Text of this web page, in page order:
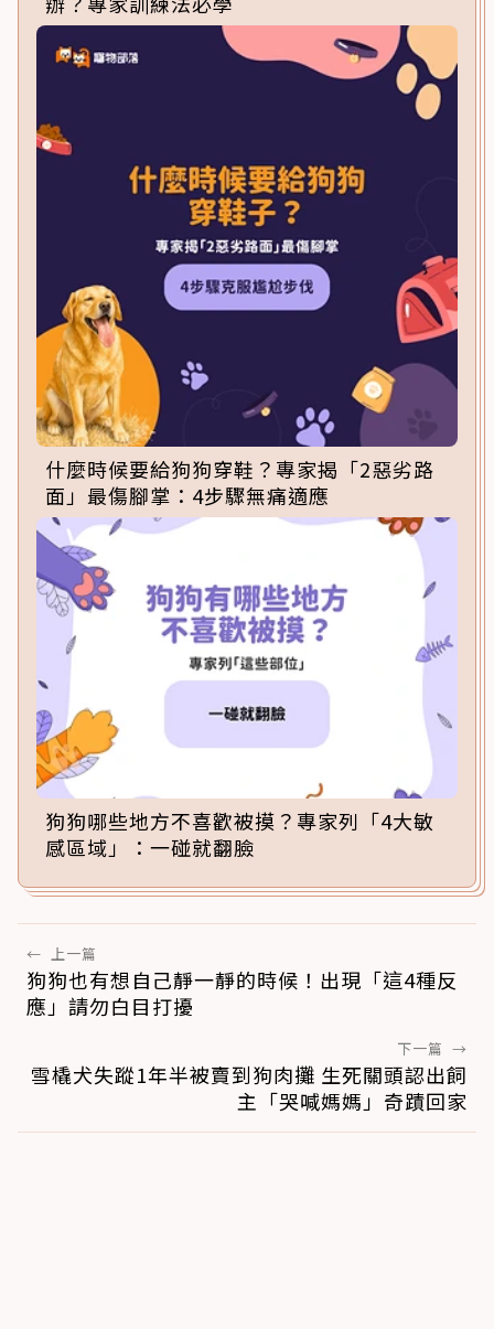
什麼時候要給狗狗穿鞋？專家揭「2惡劣路
面」最傷腳掌：4步驟無痛適應
狗狗哪些地方不喜歡被摸？專家列「4大敏
感區域」：一碰就翻臉
← 上一篇
狗狗也有想自己靜一靜的時候！出現「這4種反
應」請勿白目打擾
下一篇 →
雪橇犬失蹤1年半被賣到狗肉攤 生死關頭認出飼
主「哭喊媽媽」奇蹟回家